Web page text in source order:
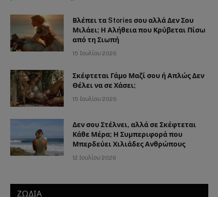
Βλέπει τα Stories σου αλλά Δεν Σου
Μιλάει; Η Αλήθεια που Κρύβεται Πίσω
από τη Σιωπή
15 Ιουλίου 2026
Σκέφτεται Γάμο Μαζί σου ή Απλώς Δεν
Θέλει να σε Χάσει;
15 Ιουλίου 2026
Δεν σου Στέλνει, αλλά σε Σκέφτεται
Κάθε Μέρα; Η Συμπεριφορά που
Μπερδεύει Χιλιάδες Ανθρώπους
12 Ιουλίου 2026
ΖΩΔΙΑ